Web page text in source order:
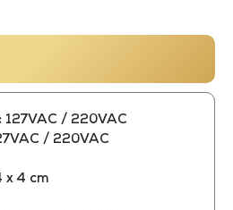
127VAC / 220VAC
/ 220VAC
x 4 cm